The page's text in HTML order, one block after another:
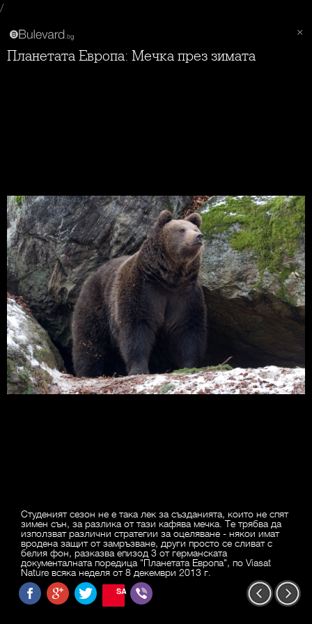
/
Планетата Европа: Мечка през зимата
Студеният сезон не е така лек за създанията, които не спят
зимен сън, за разлика от тази кафява мечка. Те трябва да
използват различни стратегии за оцеляване - някои имат
вродена защит от замръзване, други просто се сливат с
белия фон, разказва епизод 3 от германската
документалната поредица "Планетата Европа", по Viasat
Nature всяка неделя от 8 декември 2013 г.
SAVE